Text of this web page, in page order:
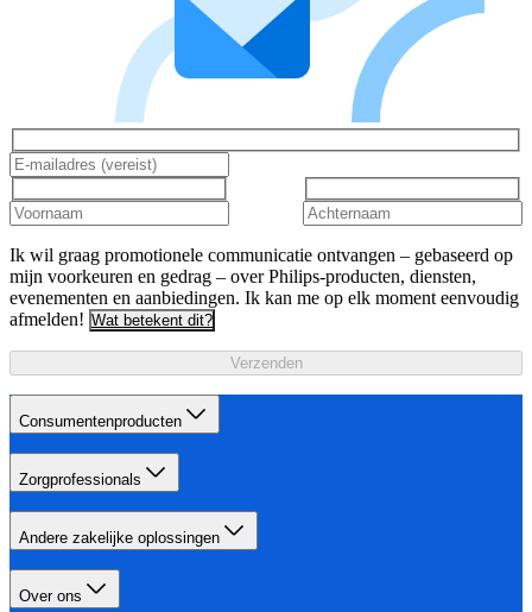
Ik wil graag promotionele communicatie ontvangen – gebaseerd op
mijn voorkeuren en gedrag – over Philips-producten, diensten,
evenementen en aanbiedingen. Ik kan me op elk moment eenvoudig
afmelden! Wat betekent dit?
Verzenden
Consumentenproducten
Zorgprofessionals
Andere zakelijke oplossingen
Over ons